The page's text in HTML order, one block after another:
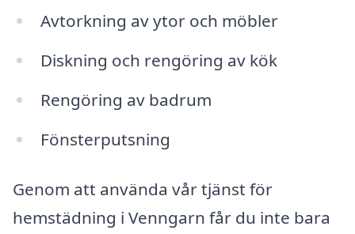
Avtorkning av ytor och möbler
Diskning och rengöring av kök
Rengöring av badrum
Fönsterputsning
Genom att använda vår tjänst för
hemstädning i Venngarn får du inte bara